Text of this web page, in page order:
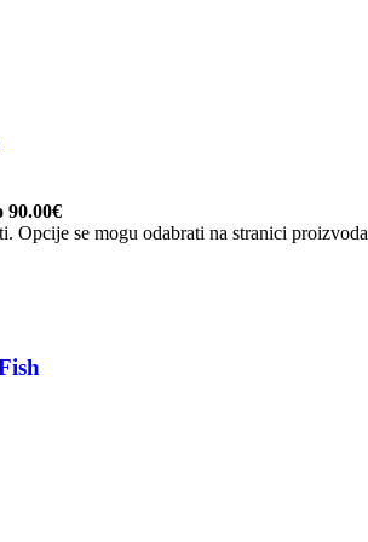
90.00€
Opcije se mogu odabrati na stranici proizvoda